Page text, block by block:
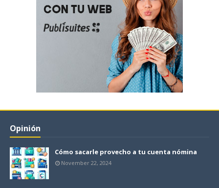
Opinión
Cómo sacarle provecho a tu cuenta nómina
November 22, 2024